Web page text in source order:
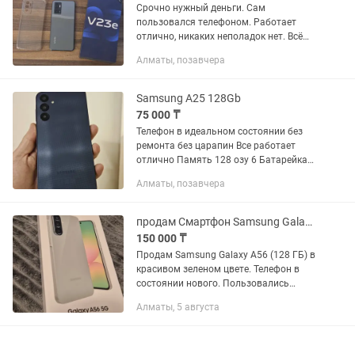
Срочно нужный деньги. Сам
пользовался телефоном. Работает
отлично, никаких неполадок нет. Всё
не менялось. Экран и корпус без
Алматы, позавчера
Samsung A25 128Gb
75 000 ₸
Телефон в идеальном состоянии без
ремонта без царапин Все работает
отлично Память 128 озу 6 Батарейка
минимальный Звоните в любое время
Алматы, позавчера
продам Смартфон Samsung Galaxy A56 5G 8 ГБ/128 ГБ зеленый
150 000 ₸
Продам Samsung Galaxy A56 (128 ГБ) в
красивом зеленом цвете. Телефон в
состоянии нового. Пользовались
потертостей и сколов. ✔ Полностью
Алматы, 5 августа